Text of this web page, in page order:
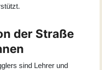
der Straße
sind Lehrer und